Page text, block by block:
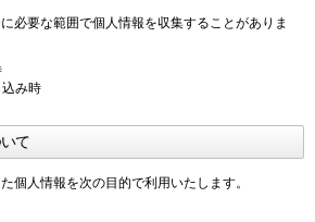
必要な範囲で個人情報を収集することがありま
み時
て
個人情報を次の目的で利用いたします。